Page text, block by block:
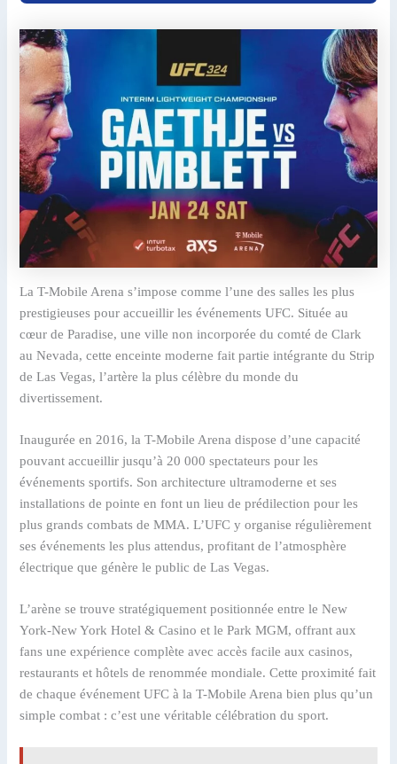
La T-Mobile Arena s’impose comme l’une des salles les plus
prestigieuses pour accueillir les événements UFC. Située au
cœur de Paradise, une ville non incorporée du comté de Clark
au Nevada, cette enceinte moderne fait partie intégrante du Strip
de Las Vegas, l’artère la plus célèbre du monde du
divertissement.
Inaugurée en 2016, la T-Mobile Arena dispose d’une capacité
pouvant accueillir jusqu’à 20 000 spectateurs pour les
événements sportifs. Son architecture ultramoderne et ses
installations de pointe en font un lieu de prédilection pour les
plus grands combats de MMA. L’UFC y organise régulièrement
ses événements les plus attendus, profitant de l’atmosphère
électrique que génère le public de Las Vegas.
L’arène se trouve stratégiquement positionnée entre le New
York-New York Hotel & Casino et le Park MGM, offrant aux
fans une expérience complète avec accès facile aux casinos,
restaurants et hôtels de renommée mondiale. Cette proximité fait
de chaque événement UFC à la T-Mobile Arena bien plus qu’un
simple combat : c’est une véritable célébration du sport.